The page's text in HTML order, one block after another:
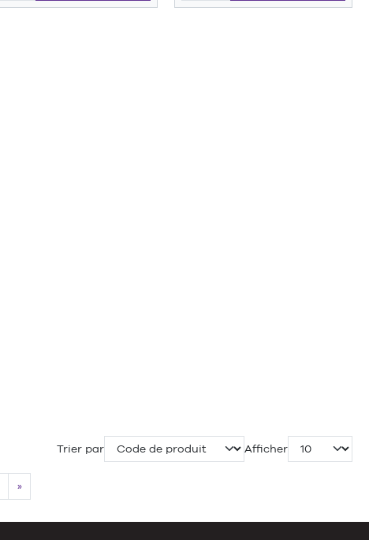
Trier par Afficher
»